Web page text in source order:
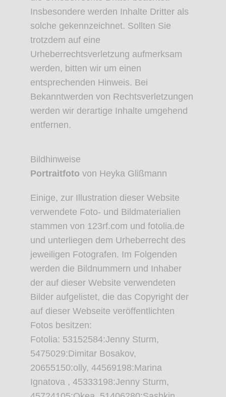
Insbesondere werden Inhalte Dritter als
solche gekennzeichnet. Sollten Sie
trotzdem auf eine
Urheberrechtsverletzung aufmerksam
werden, bitten wir um einen
entsprechenden Hinweis. Bei
Bekanntwerden von Rechtsverletzungen
werden wir derartige Inhalte umgehend
entfernen.
Bildhinweise
Portraitfoto von Heyka Glißmann
Einige, zur Illustration dieser Website
verwendete Foto- und Bildmaterialien
stammen von 123rf.com und fotolia.de
und unterliegen dem Urheberrecht des
jeweiligen Fotografen. Im Folgenden
werden die Bildnummern und Inhaber
der auf dieser Website verwendeten
Bilder aufgelistet, die das Copyright der
auf dieser Webseite veröffentlichten
Fotos besitzen:
Fotolia: 53152584:Jenny Sturm,
5475029:Dimitar Bosakov,
20655150:olly, 44569198:Marina
Ignatova , 45333198:Jenny Sturm,